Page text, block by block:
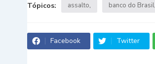
Tópicos: assalto banco do Brasil
Facebook Twitter